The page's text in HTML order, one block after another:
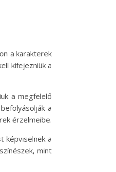
a karakterek
kifejezniük a
a megfelelő
a
érzelmeibe.
képviselnek a
mint